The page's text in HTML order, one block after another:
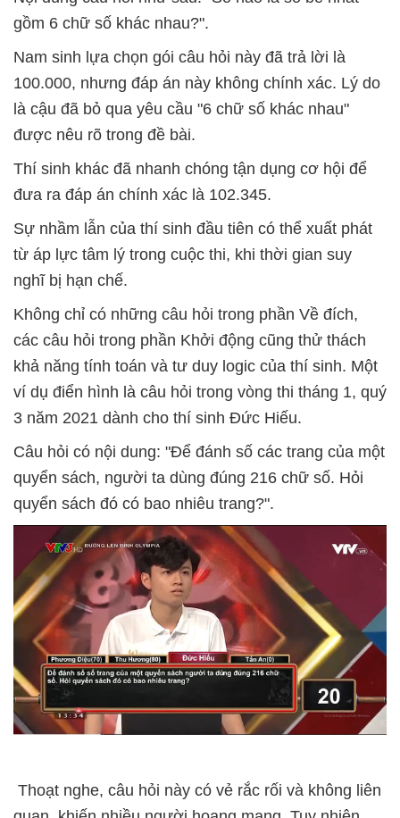
gồm 6 chữ số khác nhau?".
Nam sinh lựa chọn gói câu hỏi này đã trả lời là
100.000, nhưng đáp án này không chính xác. Lý do
là cậu đã bỏ qua yêu cầu "6 chữ số khác nhau"
được nêu rõ trong đề bài.
Thí sinh khác đã nhanh chóng tận dụng cơ hội để
đưa ra đáp án chính xác là 102.345.
Sự nhầm lẫn của thí sinh đầu tiên có thể xuất phát
từ áp lực tâm lý trong cuộc thi, khi thời gian suy
nghĩ bị hạn chế.
Không chỉ có những câu hỏi trong phần Về đích,
các câu hỏi trong phần Khởi động cũng thử thách
khả năng tính toán và tư duy logic của thí sinh. Một
ví dụ điển hình là câu hỏi trong vòng thi tháng 1, quý
3 năm 2021 dành cho thí sinh Đức Hiếu.
Câu hỏi có nội dung: "Để đánh số các trang của một
quyển sách, người ta dùng đúng 216 chữ số. Hỏi
quyển sách đó có bao nhiêu trang?".
Thoạt nghe, câu hỏi này có vẻ rắc rối và không liên